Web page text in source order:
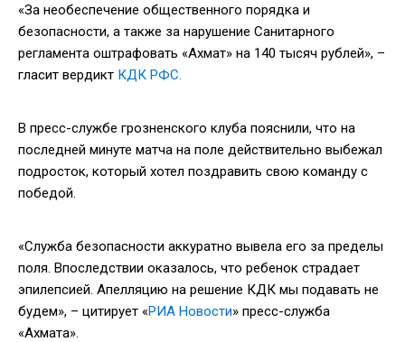
«За необеспечение общественного порядка и
безопасности, а также за нарушение Санитарного
регламента оштрафовать «Ахмат» на 140 тысяч рублей», –
гласит вердикт КДК РФС.
В пресс-службе грозненского клуба пояснили, что на
последней минуте матча на поле действительно выбежал
подросток, который хотел поздравить свою команду с
победой.
«Служба безопасности аккуратно вывела его за пределы
поля. Впоследствии оказалось, что ребенок страдает
эпилепсией. Апелляцию на решение КДК мы подавать не
будем», – цитирует «РИА Новости» пресс-служба
«Ахмата».